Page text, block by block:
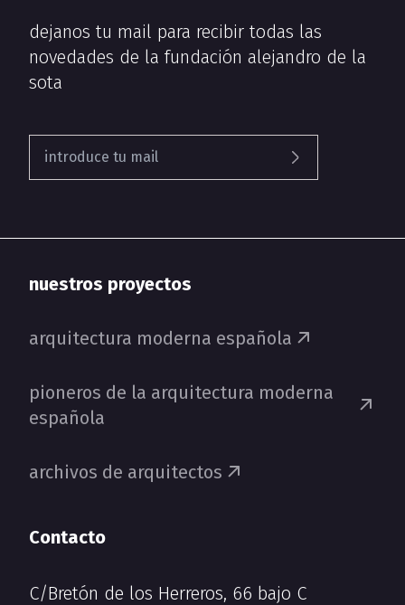
dejanos tu mail para recibir todas las
novedades de la fundación alejandro de la
sota
nuestros proyectos
arquitectura moderna española
pioneros de la arquitectura moderna
española
archivos de arquitectos
Contacto
C/Bretón de los Herreros, 66 bajo C